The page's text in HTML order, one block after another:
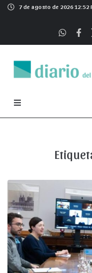
7 de agosto de 2026 12:52